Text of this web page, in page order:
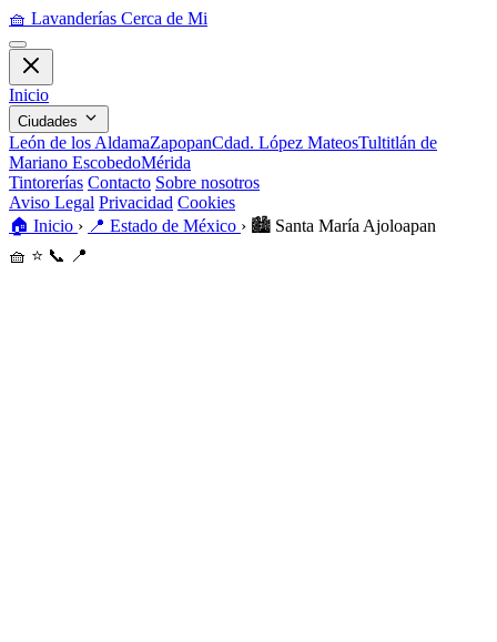
🧺 Lavanderías Cerca de Mi
Inicio
Ciudades
León de los AldamaZapopanCdad. López MateosTultitlán de
Mariano EscobedoMérida
Tintorerías Contacto Sobre nosotros
Aviso Legal Privacidad Cookies
🏠 Inicio › 📍 Estado de México › 🏙️ Santa María Ajoloapan
🧺 ⭐ 📞 📍